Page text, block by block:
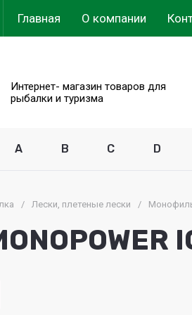
Главная О компании
Интернет- магазин товаров для
рыбалки и туризма
A B C D
/ Лески, плетеные лески /